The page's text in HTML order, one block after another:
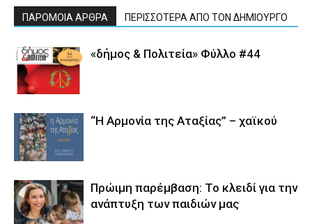
ΠΑΡΟΜΟΙΑ ΑΡΘΡΑ ΠΕΡΙΣΣΟΤΕΡΑ ΑΠΟ ΤΟΝ ΔΗΜΙΟΥΡΓΟ
«δήμος & Πολιτεία» Φύλλο #44
“Η Αρμονία της Αταξίας” – χαϊκού
Πρώιμη παρέμβαση: Το κλειδί για την
ανάπτυξη των παιδιών µας